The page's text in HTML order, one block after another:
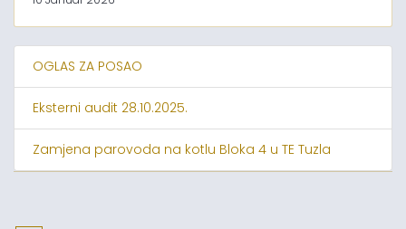
OGLAS ZA POSAO
Eksterni audit 28.10.2025.
Zamjena parovoda na kotlu Bloka 4 u TE Tuzla